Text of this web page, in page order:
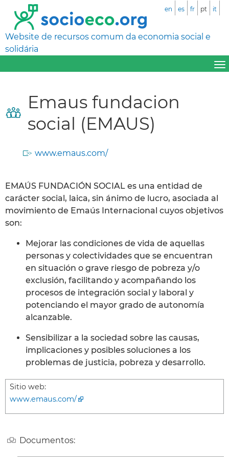
Website de recursos comum da economia social e
solidária
en es fr pt it
Emaus fundacion
social (EMAUS)
www.emaus.com/
EMAÚS FUNDACIÓN SOCIAL es una entidad de
carácter social, laica, sin ánimo de lucro, asociada al
movimiento de Emaús Internacional cuyos objetivos
son:
Mejorar las condiciones de vida de aquellas
personas y colectividades que se encuentran
en situación o grave riesgo de pobreza y/o
exclusión, facilitando y acompañando los
procesos de integración social y laboral y
potenciando el mayor grado de autonomía
alcanzable.
Sensibilizar a la sociedad sobre las causas,
implicaciones y posibles soluciones a los
problemas de justicia, pobreza y desarrollo.
Sitio web:
www.emaus.com/
Documentos: